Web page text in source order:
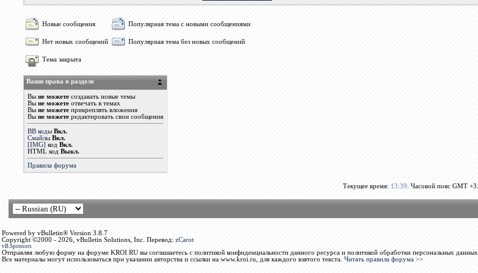
Новые сообщения Популярная тема с новыми сообщениями
Нет новых сообщений Популярная тема без новых сообщений
Тема закрыта
Ваши права в разделе
Выне можете создавать новые темы
Выне можете отвечать в темах
Выне можете прикреплять вложения
Выне можете редактировать свои сообщения
BB коды Вкл.
Смайлы Вкл.
[IMG] кодВкл.
HTML кодВыкл.
Правила форума
Текущее время: 13:39 . Часовой пояс GMT +3.
Powered by vBulletin® Version 3.8.7
Copyright ©2000 - 2026, vBulletin Solutions, Inc. Перевод: zCarot
vB.Sponsors
Отправляя любую форму на форуме KROI.RU вы соглашаетесь с политикой конфиденциальности данного ресурса и политикой обработки персональных данных.
Все материалы могут использоваться при указании авторства и ссылки на www.kroi.ru, для каждого взятого текста. Читать правила форума >>